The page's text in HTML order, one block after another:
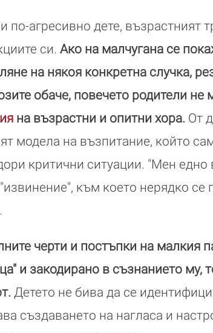
агресивно дете, възрастният
си. Ако на малчугана се
на някоя конкретна случка,
обаче, повечето родители не
на възрастни и опитни хора. От
модела на възпитание, който
критични ситуации. "Мен едно
към което нерядко се
черти и постъпки на малкия
и закодирано в съзнанието му,
Детето не бива да се
създаването на нагласа и